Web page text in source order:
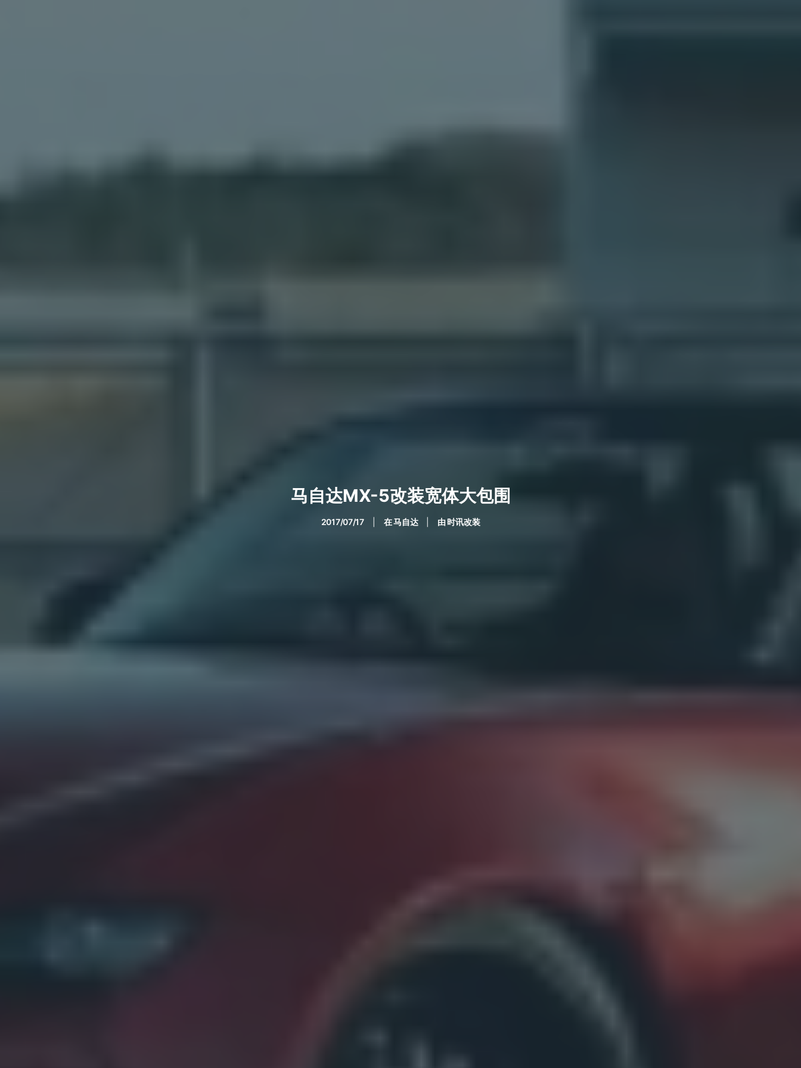
马自达MX-5改装宽体大包围
2017/07/17 在马自达 由时讯改装